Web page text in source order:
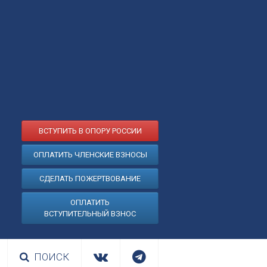
ВСТУПИТЬ В ОПОРУ РОССИИ
ОПЛАТИТЬ ЧЛЕНСКИЕ ВЗНОСЫ
СДЕЛАТЬ ПОЖЕРТВОВАНИЕ
ОПЛАТИТЬ
ВСТУПИТЕЛЬНЫЙ ВЗНОС
ПОИСК